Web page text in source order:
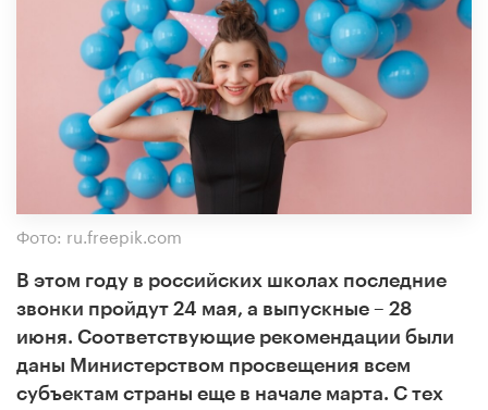
Фото: ru.freepik.com
В этом году в российских школах последние
звонки пройдут 24 мая, а выпускные – 28
июня. Соответствующие рекомендации были
даны Министерством просвещения всем
субъектам страны еще в начале марта. С тех